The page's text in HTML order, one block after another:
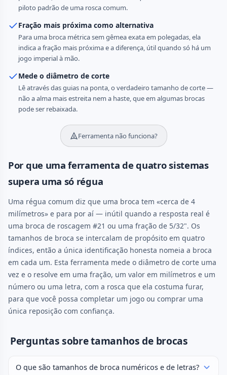
piloto padrão de uma rosca comum.
Fração mais próxima como alternativa
Para uma broca métrica sem gêmea exata em polegadas, ela
indica a fração mais próxima e a diferença, útil quando só há um
jogo imperial à mão.
Mede o diâmetro de corte
Lê através das guias na ponta, o verdadeiro tamanho de corte —
não a alma mais estreita nem a haste, que em algumas brocas
pode ser rebaixada.
Ferramenta não funciona?
Por que uma ferramenta de quatro sistemas
supera uma só régua
Uma régua comum diz que uma broca tem «cerca de 4
milímetros» e para por aí — inútil quando a resposta real é
uma broca de roscagem #21 ou uma fração de 5/32". Os
tamanhos de broca se intercalam de propósito em quatro
índices, então a única identificação honesta nomeia a broca
em cada um. Esta ferramenta mede o diâmetro de corte uma
vez e o resolve em uma fração, um valor em milímetros e um
número ou uma letra, com a rosca que ela costuma furar,
para que você possa completar um jogo ou comprar uma
única reposição com confiança.
Perguntas sobre tamanhos de brocas
O que são tamanhos de broca numéricos e de letras?